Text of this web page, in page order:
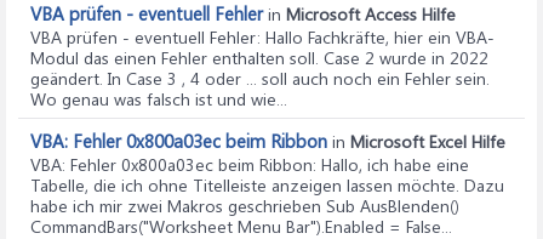
VBA prüfen - eventuell Fehlerin Microsoft Access Hilfe
VBA prüfen - eventuell Fehler: Hallo Fachkräfte, hier ein VBA-
Modul das einen Fehler enthalten soll. Case 2 wurde in 2022
geändert. In Case 3 , 4 oder ... soll auch noch ein Fehler sein.
Wo genau was falsch ist und wie...
VBA: Fehler 0x800a03ec beim Ribbon in Microsoft Excel Hilfe
VBA: Fehler 0x800a03ec beim Ribbon: Hallo, ich habe eine
Tabelle, die ich ohne Titelleiste anzeigen lassen möchte. Dazu
habe ich mir zwei Makros geschrieben Sub AusBlenden()
CommandBars("Worksheet Menu Bar").Enabled = False...